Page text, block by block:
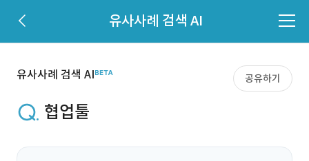
유사사례 검색 AI
유사사례 검색 AI 공유하기
협업툴